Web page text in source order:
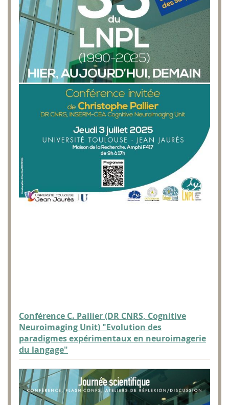
Conférence C. Pallier (DR CNRS, Cognitive
Neuroimaging Unit) "Evolution des
paradigmes expérimentaux en neuroimagerie
du langage"